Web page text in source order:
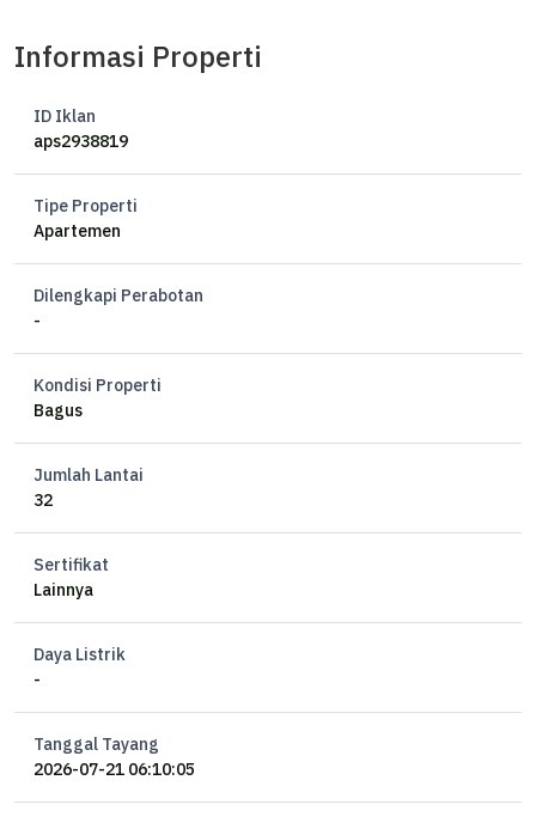
Informasi Properti
ID Iklan
aps2938819
Tipe Properti
Apartemen
Dilengkapi Perabotan
-
Kondisi Properti
Bagus
Jumlah Lantai
32
Sertifikat
Lainnya
Daya Listrik
-
Tanggal Tayang
2026-07-21 06:10:05